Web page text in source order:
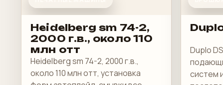
Heidelberg sm 74-2,
2000 г.в., около 110
млн отт
Heidelberg sm 74-2, 2000 г.в.,
около 110 млн отт, установка
Duplo
систем